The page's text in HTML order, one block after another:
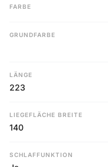
FARBE
GRUNDFARBE
LÄNGE
223
LIEGEFLÄCHE BREITE
140
SCHLAFFUNKTION